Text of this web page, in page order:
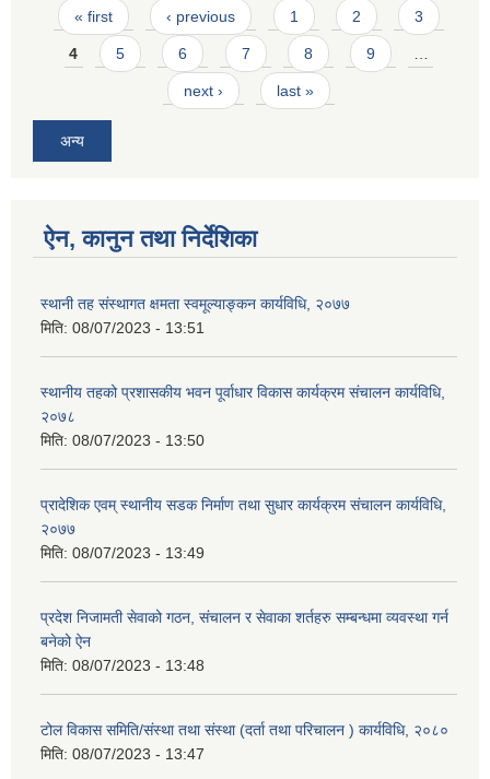
Pages
« first ‹ previous 1 2 3
4 5 6 7 8 9
next › last »
अन्य
ऐन, कानुन तथा निर्देशिका
स्थानी तह संस्थागत क्षमता स्वमूल्याङ्कन कार्यविधि, २०७७
मिति: 08/07/2023 - 13:51
स्थानीय तहको प्रशासकीय भवन पूर्वाधार विकास कार्यक्रम संचालन कार्यविधि,
२०७८
मिति: 08/07/2023 - 13:50
प्रादेशिक एवम् स्थानीय सडक निर्माण तथा सुधार कार्यक्रम संचालन कार्यविधि,
२०७७
मिति: 08/07/2023 - 13:49
प्रदेश निजामती सेवाको गठन, संचालन र सेवाका शर्तहरु सम्बन्धमा व्यवस्था गर्न
बनेको ऐन
मिति: 08/07/2023 - 13:48
टोल विकास समिति/संस्था तथा संस्था (दर्ता तथा परिचालन ) कार्यविधि, २०८०
मिति: 08/07/2023 - 13:47